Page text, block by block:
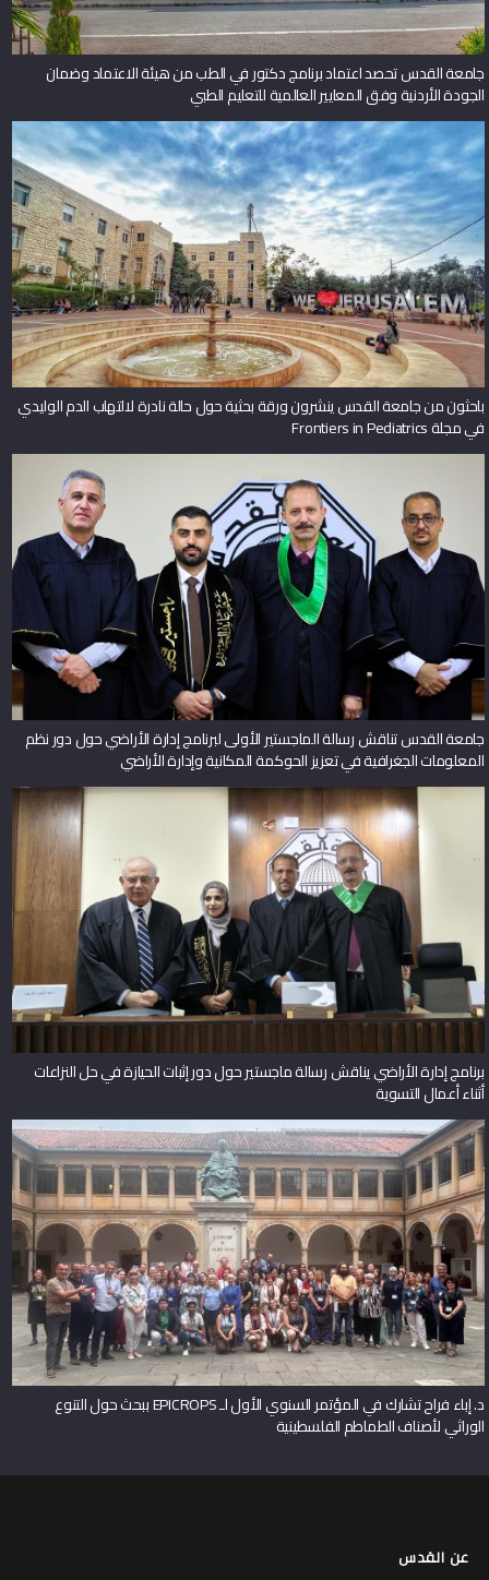
جامعة القدس تحصد اعتماد برنامج دكتور في الطب من هيئة الاعتماد وضمان
الجودة الأردنية وفق المعايير العالمية للتعليم الطبي
باحثون من جامعة القدس ينشرون ورقة بحثية حول حالة نادرة لالتهاب الدم الوليدي
في مجلة Frontiers in Pediatrics
جامعة القدس تناقش رسالة الماجستير الأولى لبرنامج إدارة الأراضي حول دور نظم
المعلومات الجغرافية في تعزيز الحوكمة المكانية وإدارة الأراضي
برنامج إدارة الأراضي يناقش رسالة ماجستير حول دور إثبات الحيازة في حل النزاعات
أثناء أعمال التسوية
د. إباء فراح تشارك في المؤتمر السنوي الأول لـ EPICROPS ببحث حول التنوع
الوراثي لأصناف الطماطم الفلسطينية
عن القدس